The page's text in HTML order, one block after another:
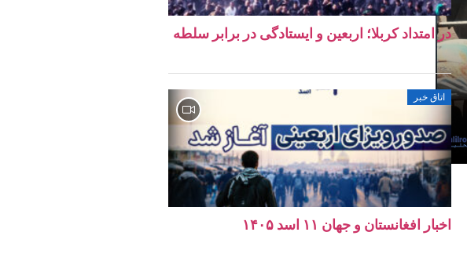
در امتداد کربلا؛ اربعین و ایستادگی در برابر سلطه
اتاق خبر
اخبار افغانستان و جهان ۱۱ اسد ۱۴۰۵